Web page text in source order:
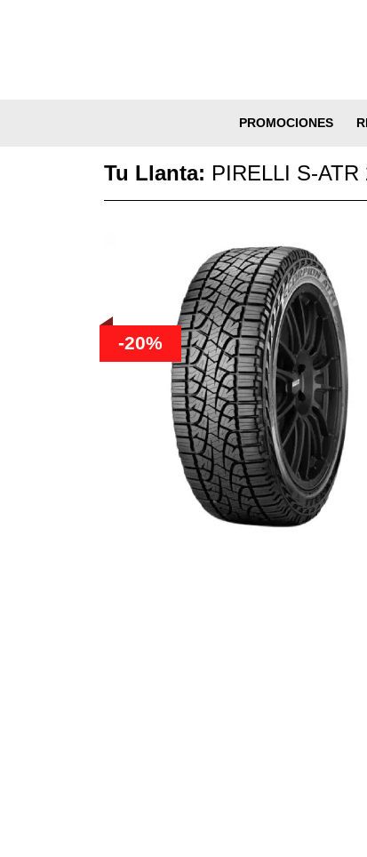
PROMOCIONES
Tu Llanta: PIRELLI S-ATR
-20%